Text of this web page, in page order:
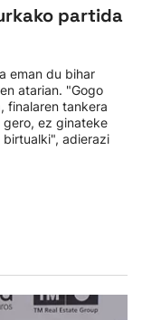
partida
eman du bihar
atarian. "Gogo
finalaren tankera
ez ginateke
adierazi